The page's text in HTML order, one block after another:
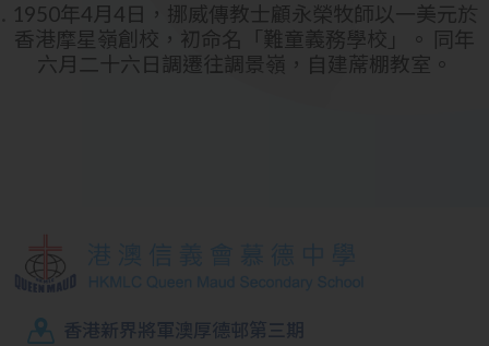
1950年4月4日，挪威傳教士顧永榮牧師以一美元於
香港摩星嶺創校，初命名「難童義務學校」。 同年
六月二十六日調遷往調景嶺，自建蓆棚教室。
香港新界將軍澳厚德邨第三期